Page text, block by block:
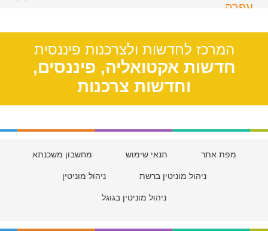
עפרה
המרכז לחדשות ולצרכנות פיננסית
חדשות אקטואליה, פיננסים,
וחדשות צרכנות
מפת אתר תנאי שימוש מחשבון משכנתא
ניהול מוניטין ברשת ניהול מוניטין
ניהול מוניטין בגוגל